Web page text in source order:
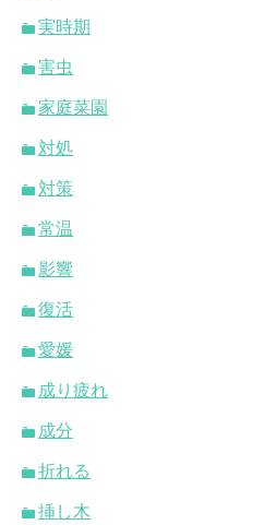
実時期
害虫
家庭菜園
対処
対策
常温
影響
復活
愛媛
成り疲れ
成分
折れる
挿し木